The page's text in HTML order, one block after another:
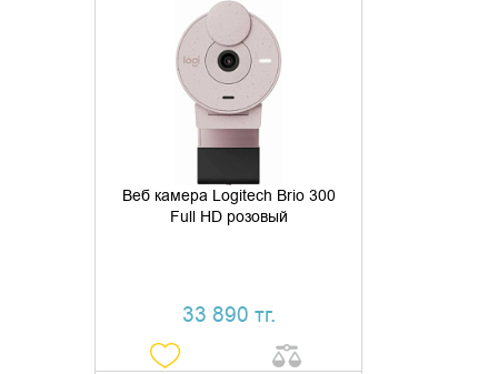
Веб камера Logitech Brio 300
Full HD розовый
33 890 тг.
ДОБАВИТЬ В КОРЗИНУ
КУПИТЬ В 1 КЛИК